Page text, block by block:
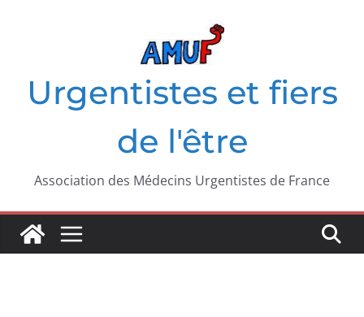
Urgentistes et fiers
de l'être
Association des Médecins Urgentistes de France